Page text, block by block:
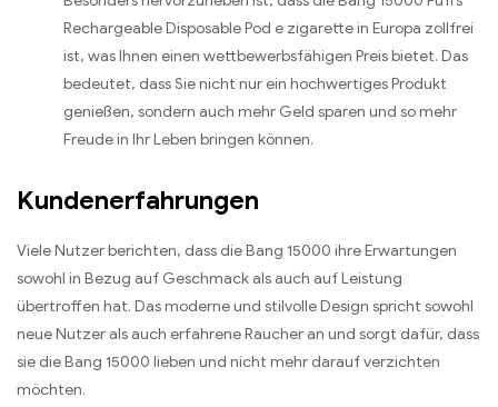
Rechargeable Disposable Pod e zigarette in Europa zollfrei
ist, was Ihnen einen wettbewerbsfähigen Preis bietet. Das
bedeutet, dass Sie nicht nur ein hochwertiges Produkt
genießen, sondern auch mehr Geld sparen und so mehr
Freude in Ihr Leben bringen können.
Kundenerfahrungen
Viele Nutzer berichten, dass die Bang 15000 ihre Erwartungen
sowohl in Bezug auf Geschmack als auch auf Leistung
übertroffen hat. Das moderne und stilvolle Design spricht sowohl
neue Nutzer als auch erfahrene Raucher an und sorgt dafür, dass
sie die Bang 15000 lieben und nicht mehr darauf verzichten
möchten.